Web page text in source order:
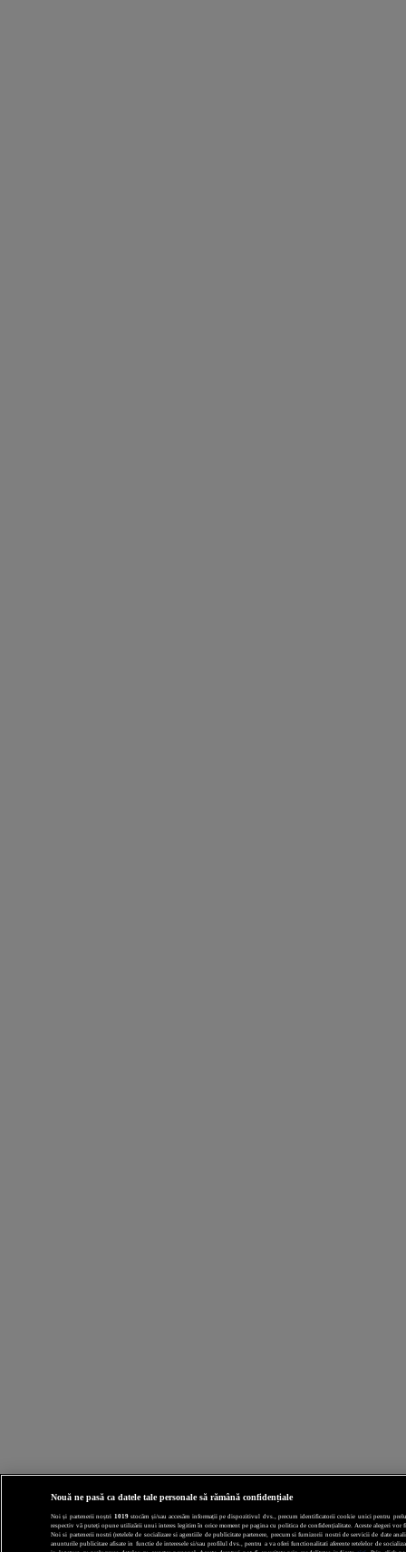
Nouă ne pasă ca datele tale personale să rămână confidențiale
Noi și partenerii noștri 1019stocăm și/sau accesăm informații pe dispozitivul dvs., precum identificatorii cookie unici pentru
respectiv vă puteți opune utilizării unui interes legitim în orice moment pe pagina cu politica de confidențialitate. Aceste alegeri vor
Noi si partenerii nostri (retelele de socializare si agentiile de publicitate partenere, precum si furnizorii nostri de servicii de date
anunturile publicitare afisate in functie de interesele si/sau profilul dvs., pentru a va oferi functionalitati aferente retelelor de